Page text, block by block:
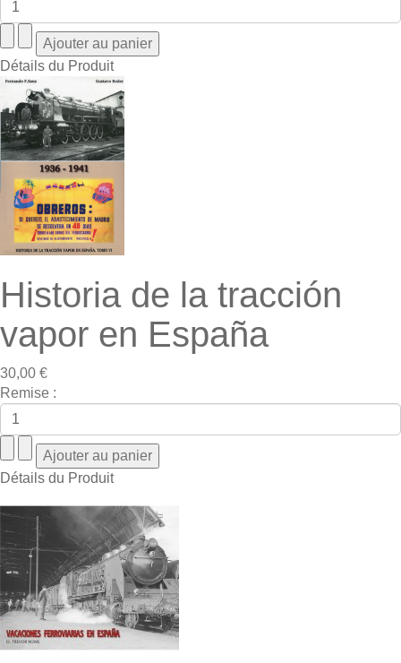
Détails du Produit
Historia de la tracción
vapor en España
30,00 €
Remise :
Détails du Produit